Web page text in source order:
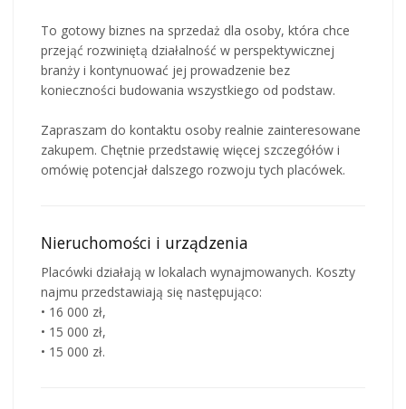
To gotowy biznes na sprzedaż dla osoby, która chce
przejąć rozwiniętą działalność w perspektywicznej
branży i kontynuować jej prowadzenie bez
konieczności budowania wszystkiego od podstaw.
Zapraszam do kontaktu osoby realnie zainteresowane
zakupem. Chętnie przedstawię więcej szczegółów i
omówię potencjał dalszego rozwoju tych placówek.
Nieruchomości i urządzenia
Placówki działają w lokalach wynajmowanych. Koszty
najmu przedstawiają się następująco:
• 16 000 zł,
• 15 000 zł,
• 15 000 zł.